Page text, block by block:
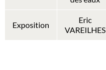
Exposition
Eric
VAREILHES